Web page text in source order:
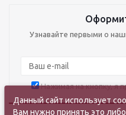
Данный сайт использует
Вам нужно принять это
Узнавайте первыми о
Нажимая на кнопку, я